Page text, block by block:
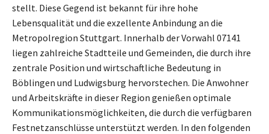
stellt. Diese Gegend ist bekannt für ihre hohe
Lebensqualität und die exzellente Anbindung an die
Metropolregion Stuttgart. Innerhalb der Vorwahl 07141
liegen zahlreiche Stadtteile und Gemeinden, die durch ihre
zentrale Position und wirtschaftliche Bedeutung in
Böblingen und Ludwigsburg hervorstechen. Die Anwohner
und Arbeitskräfte in dieser Region genießen optimale
Kommunikationsmöglichkeiten, die durch die verfügbaren
Festnetzanschlüsse unterstützt werden. In den folgenden